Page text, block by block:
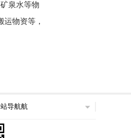
泉水等物
物资等，
导航航